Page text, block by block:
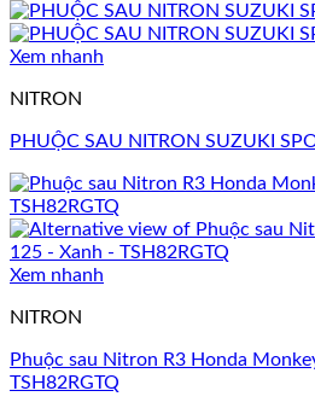
Xem nhanh
NITRON
PHUỘC SAU NITRON SUZUKI
Xem nhanh
NITRON
Phuộc sau Nitron R3 Honda
TSH82RGTQ